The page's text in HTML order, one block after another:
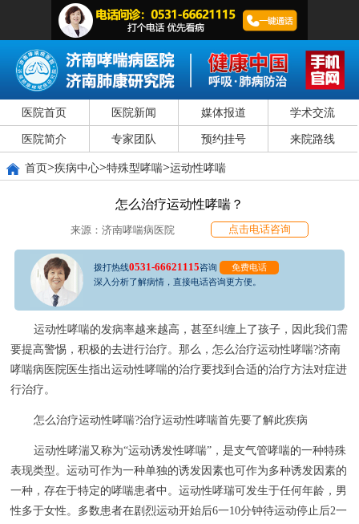
医院首页 医院新闻 媒体报道 学术交流
医院简介 专家团队 预约挂号 来院路线
首页>疾病中心>特殊型哮喘>运动性哮喘
怎么治疗运动性哮喘？
来源：济南哮喘病医院 点击电话咨询
拨打热线0531-66621115咨询
免费电话
深入分析了解病情，直接电话咨询更方便。
运动性哮喘的发病率越来越高，甚至纠缠上了孩子，因此我们需
要提高警惕，积极的去进行治疗。那么，怎么治疗运动性哮喘?济南
哮喘病医院医生指出运动性哮喘的治疗要找到合适的治疗方法对症进
行治疗。
怎么治疗运动性哮喘?治疗运动性哮喘首先要了解此疾病
运动性哮湍又称为“运动诱发性哮喘”，是支气管哮喘的一种特殊
表现类型。运动可作为一种单独的诱发因素也可作为多种诱发因素的
一种，存在于特定的哮喘患者中。运动性哮瑞可发生于任何年龄，男
性多于女性。多数患者在剧烈运动开始后6一10分钟待运动停止后2一